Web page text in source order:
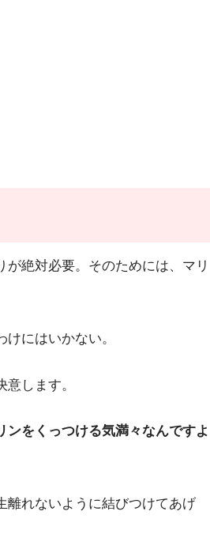
絶対必要。そのためには、マリ
にはいかない。
します。
ンをくっつける気満々なんですよ
離れないように結びつけてあげ